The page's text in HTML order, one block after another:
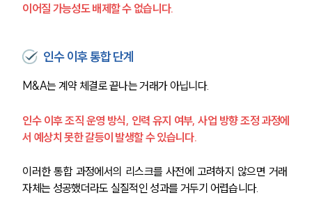
이어질 가능성도 배제할 수 없습니다.
인수 이후 통합 단계
M&A는 계약 체결로 끝나는 거래가 아닙니다.
인수 이후 조직 운영 방식, 인력 유지 여부, 사업 방향 조정 과정에
서 예상치 못한 갈등이 발생할 수 있습니다.
이러한 통합 과정에서의 리스크를 사전에 고려하지 않으면 거래
자체는 성공했더라도 실질적인 성과를 거두기 어렵습니다.